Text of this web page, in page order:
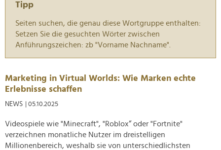
Tipp
Seiten suchen, die genau diese Wortgruppe enthalten:
Setzen Sie die gesuchten Wörter zwischen
Anführungszeichen: zb "Vorname Nachname".
Marketing in Virtual Worlds: Wie Marken echte
Erlebnisse schaffen
NEWS | 05.10.2025
Videospiele wie "Minecraft", "Roblox“ oder "Fortnite"
verzeichnen monatliche Nutzer im dreistelligen
Millionenbereich, weshalb sie von unterschiedlichsten